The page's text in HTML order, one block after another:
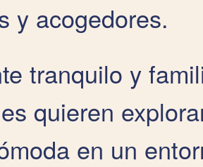
y acogedores.
tranquilo y
quieren
en un